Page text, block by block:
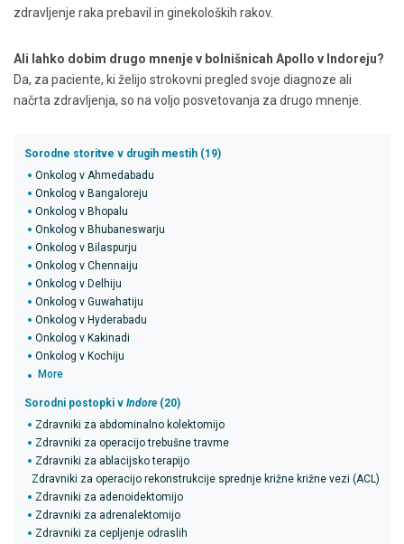
zdravljenje raka prebavil in ginekoloških rakov.
Ali lahko dobim drugo mnenje v bolnišnicah Apollo v Indoreju?
Da, za paciente, ki želijo strokovni pregled svoje diagnoze ali
načrta zdravljenja, so na voljo posvetovanja za drugo mnenje.
Sorodne storitve v drugih mestih (19)
Onkolog v Ahmedabadu
Onkolog v Bangaloreju
Onkolog v Bhopalu
Onkolog v Bhubaneswarju
Onkolog v Bilaspurju
Onkolog v Chennaiju
Onkolog v Delhiju
Onkolog v Guwahatiju
Onkolog v Hyderabadu
Onkolog v Kakinadi
Onkolog v Kochiju
More
Sorodni postopki v Indore (20)
Zdravniki za abdominalno kolektomijo
Zdravniki za operacijo trebušne travme
Zdravniki za ablacijsko terapijo
Zdravniki za operacijo rekonstrukcije sprednje križne križne vezi (ACL)
Zdravniki za adenoidektomijo
Zdravniki za adrenalektomijo
Zdravniki za cepljenje odraslih